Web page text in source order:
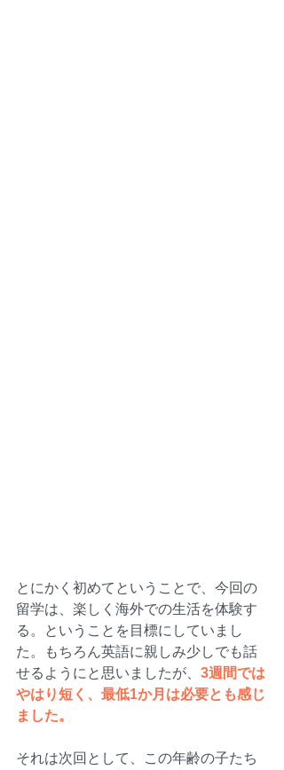
とにかく初めてということで、今回の
留学は、楽しく海外での生活を体験す
る。ということを目標にしていまし
た。もちろん英語に親しみ少しでも話
せるようにと思いましたが、 3週間では
やはり短く、最低1か月は必要とも感じ
ました。
それは次回として、この年齢の子たち